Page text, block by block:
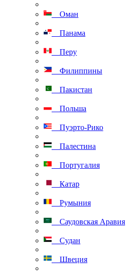
Оман
Панама
Перу
Филиппины
Пакистан
Польша
Пуэрто-Рико
Палестина
Португалия
Катар
Румыния
Саудовская Аравия
Судан
Швеция